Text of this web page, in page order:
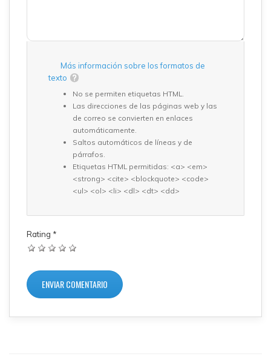
Más información sobre los formatos de
texto
No se permiten etiquetas HTML.
Las direcciones de las páginas web y las
de correo se convierten en enlaces
automáticamente.
Saltos automáticos de líneas y de
párrafos.
Etiquetas HTML permitidas: <a> <em>
<strong> <cite> <blockquote> <code>
<ul> <ol> <li> <dl> <dt> <dd>
Rating *